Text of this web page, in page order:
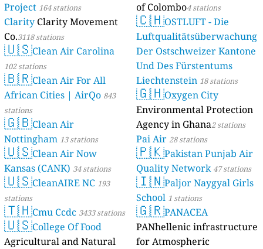
Project 164 stations
Clarity Clarity Movement
Co.3118 stations
🇺🇸Clean Air Carolina
102 stations
🇧🇷Clean Air For All
African Cities | AirQo 843
stations
🇬🇧Clean Air
Nottingham 13 stations
🇺🇸Clean Air Now
Kansas (CANK) 34 stations
🇺🇸CleanAIRE NC 193
stations
🇹🇭Cmu Ccdc 3433 stations
🇺🇸College Of Food
Agricultural and Natural
of Colombo4 stations
🇨🇭OSTLUFT - Die
Luftqualitätsüberwachung
Der Ostschweizer Kantone
Und Des Fürstentums
Liechtenstein 18 stations
🇬🇭Oxygen City
Environmental Protection
Agency in Ghana2 stations
Pai Air 28 stations
🇵🇰Pakistan Punjab Air
Quality Network 47 stations
🇮🇳Paljor Naygyal Girls
School 1 stations
🇬🇷PANACEA
PANhellenic infrastructure
for Atmospheric